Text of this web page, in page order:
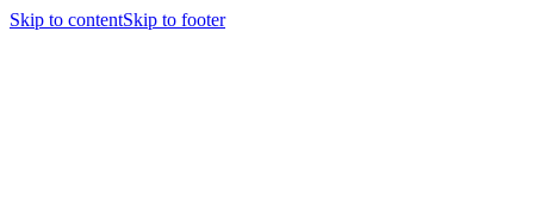
Skip to contentSkip to footer